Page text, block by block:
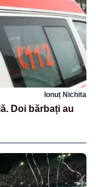
Ionuț Nichita
Doi bărbați au